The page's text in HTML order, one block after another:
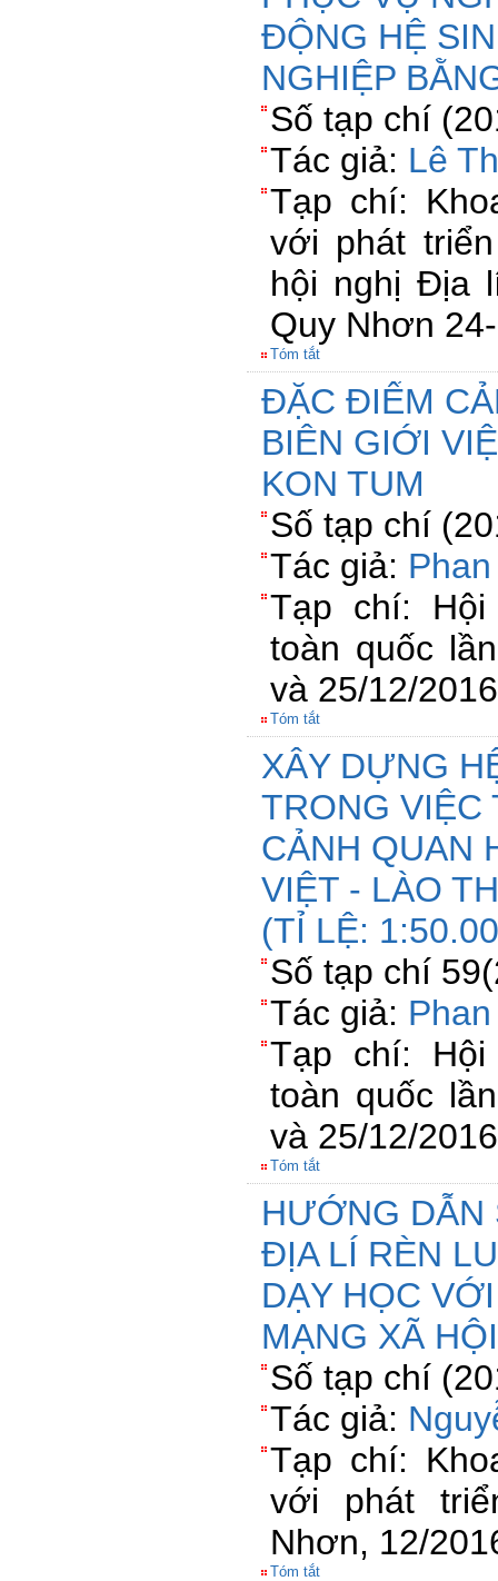
ĐỘNG HỆ
NGHIỆP
Số tạp chí
Tác giả: Lê
Tạp chí:
với phát
hội nghị Địa
Quy Nhơn
Tóm tắt
ĐẶC ĐIỂM
BIÊN GIỚI
KON TUM
Số tạp chí
Tác giả:
Tạp chí:
toàn quốc
và 25/12/2016
Tóm tắt
XÂY DỰNG
TRONG VIỆC
CẢNH QUAN
VIỆT - LÀO
(TỈ LỆ:
Số tạp chí
Tác giả:
Tạp chí:
toàn quốc
và 25/12/2016
Tóm tắt
HƯỚNG DẪN
ĐỊA LÍ RÈN
DẠY HỌC
MẠNG XÃ
Số tạp chí
Tác giả:
Tạp chí:
với phát
Nhơn, 12/
Tóm tắt